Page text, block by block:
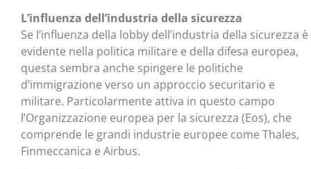
L’influenza dell’industria della sicurezza
Se l’influenza della lobby dell’industria della sicurezza è
evidente nella politica militare e della difesa europea,
questa sembra anche spingere le politiche
d’immigrazione verso un approccio securitario e
militare. Particolarmente attiva in questo campo
l’Organizzazione europea per la sicurezza (Eos), che
comprende le grandi industrie europee come Thales,
Finmeccanica e Airbus.